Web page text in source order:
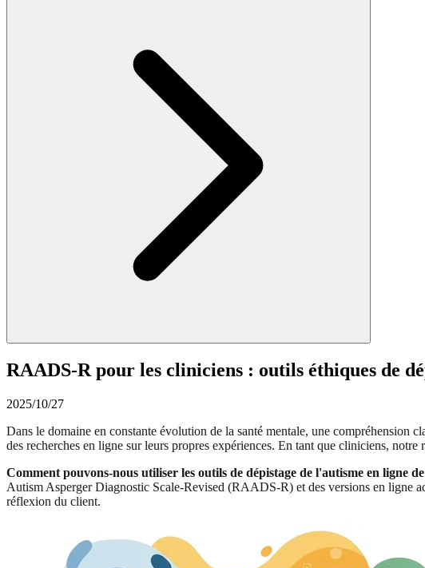
RAADS-R pour les cliniciens : outils éthiques de
2025/10/27
Dans le domaine en constante évolution de la santé mentale, une compréhension
des recherches en ligne sur leurs propres expériences. En tant que cliniciens,
Comment pouvons-nous utiliser les outils de dépistage de l'autisme en ligne
Autism Asperger Diagnostic Scale-Revised (RAADS-R) et des versions en ligne
réflexion du client.